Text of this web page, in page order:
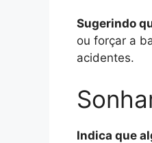
Sugerindo
ou forçar a
acidentes.
Indica que